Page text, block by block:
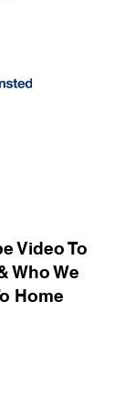
Video To
Who We
Home